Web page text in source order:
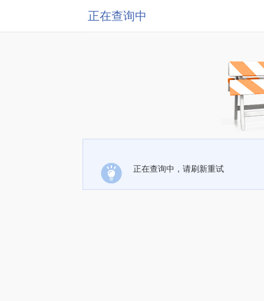
正在查询中
正在查询中，请刷新重试